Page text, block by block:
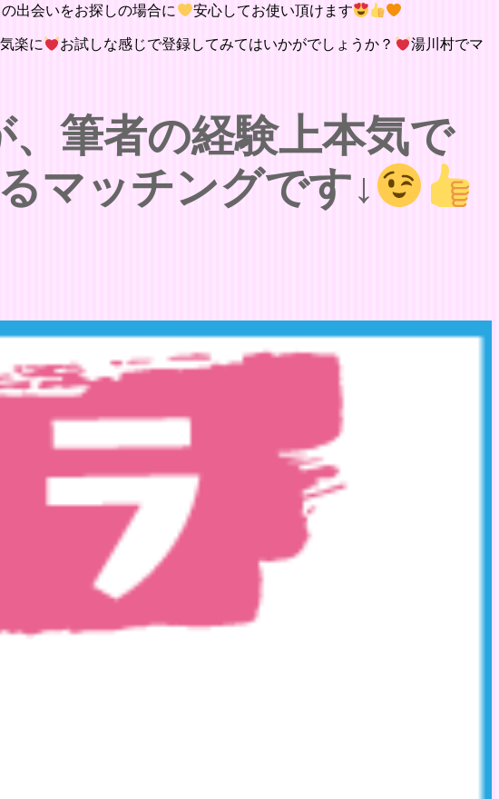
出会いをお探しの場合に 安心してお使い頂けます
楽に お試しな感じで登録してみてはいかがでしょうか？
湯川村でマ
筆者の経験上本気で
マッチングです↓